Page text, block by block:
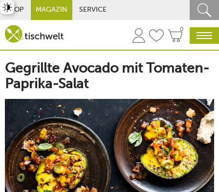
SHOP MAGAZIN SERVICE
0
Gegrillte Avocado mit Tomaten-
Paprika-Salat
umschalten